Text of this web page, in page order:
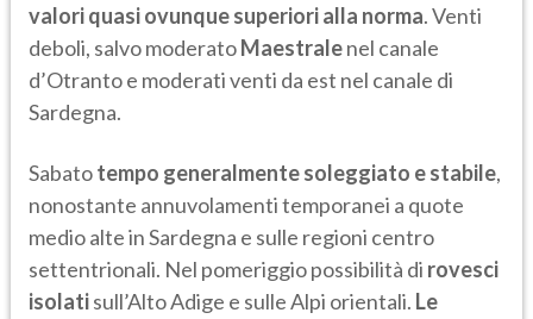
valori quasi ovunque superiori alla norma. Venti
deboli, salvo moderatoMaestralenel canale
d’Otranto e moderati venti da est nel canale di
Sardegna.
Sabatotempo generalmente soleggiato e stabile,
nonostante annuvolamenti temporanei a quote
medio alte in Sardegna e sulle regioni centro
settentrionali. Nel pomeriggio possibilità di rovesci
isolatisull’Alto Adige e sulle Alpi orientali. Le